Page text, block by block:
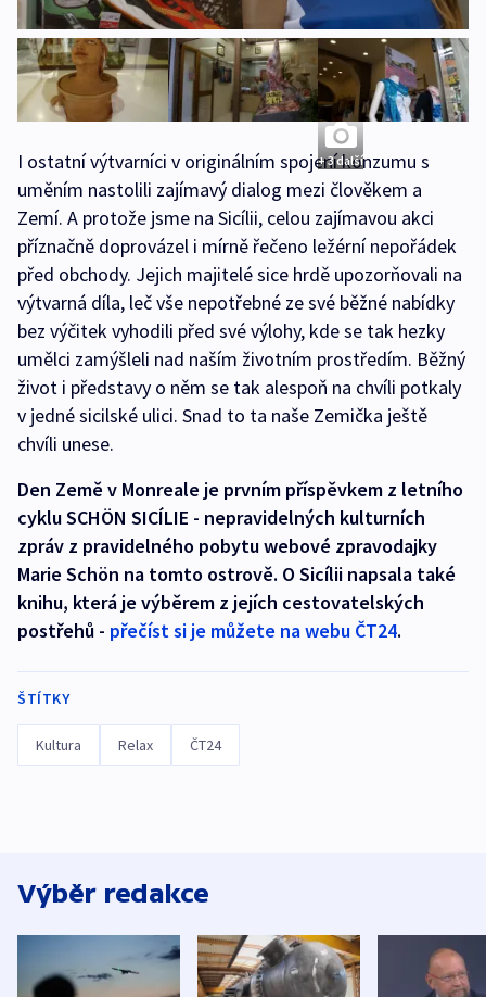
+ 3 další
I ostatní výtvarníci v originálním spojení konzumu s
uměním nastolili zajímavý dialog mezi člověkem a
Zemí. A protože jsme na Sicílii, celou zajímavou akci
příznačně doprovázel i mírně řečeno ležérní nepořádek
před obchody. Jejich majitelé sice hrdě upozorňovali na
výtvarná díla, leč vše nepotřebné ze své běžné nabídky
bez výčitek vyhodili před své výlohy, kde se tak hezky
umělci zamýšleli nad naším životním prostředím. Běžný
život i představy o něm se tak alespoň na chvíli potkaly
v jedné sicilské ulici. Snad to ta naše Zemička ještě
chvíli unese.
Den Země v Monreale je prvním příspěvkem z letního
cyklu SCHÖN SICÍLIE - nepravidelných kulturních
zpráv z pravidelného pobytu webové zpravodajky
Marie Schön na tomto ostrově. O Sicílii napsala také
knihu, která je výběrem z jejích cestovatelských
postřehů - přečíst si je můžete na webu ČT24.
ŠTÍTKY
Kultura Relax ČT24
Výběr redakce